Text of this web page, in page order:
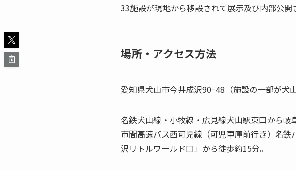
33施設が現地から移設されて展示及び内部公開
場所・アクセス方法
愛知県犬山市今井成沢90−48（施設の一部が犬
名鉄犬山線・小牧線・広見線犬山駅東口から
市間高速バス西可児線（可児車庫前行き）名
沢リトルワールド口」から徒歩約15分。